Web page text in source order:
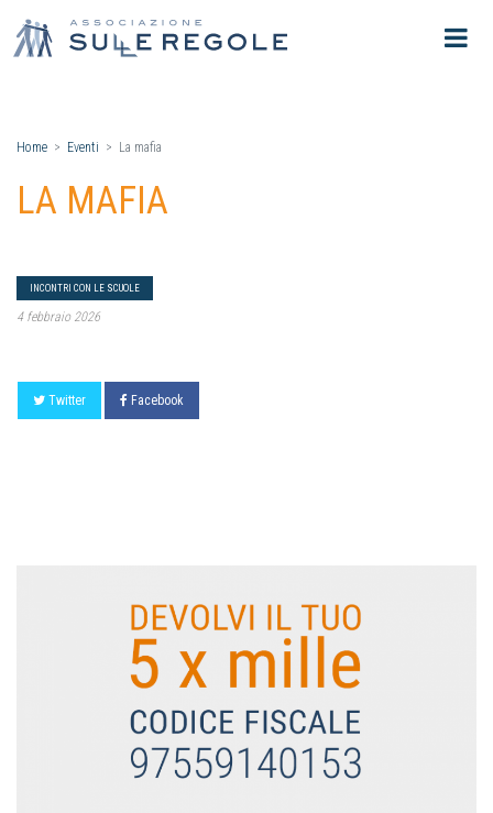
Home Eventi La mafia
LA MAFIA
INCONTRI CON LE SCUOLE
4 febbraio 2026
Twitter Facebook